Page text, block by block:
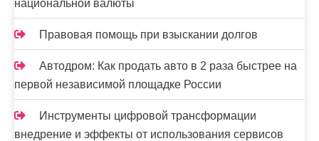
п
и
с
я
м
национальной валюты
Правовая помощь при взыскании долгов
Автодром: Как продать авто в 2 раза быстрее на
первой независимой площадке России
Инструменты цифровой трансформации
внедрение и эффекты от использования сервисов